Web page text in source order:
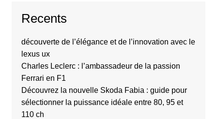
Recents
découverte de l’élégance et de l’innovation avec le
lexus ux
Charles Leclerc : l’ambassadeur de la passion
Ferrari en F1
Découvrez la nouvelle Skoda Fabia : guide pour
sélectionner la puissance idéale entre 80, 95 et
110 ch